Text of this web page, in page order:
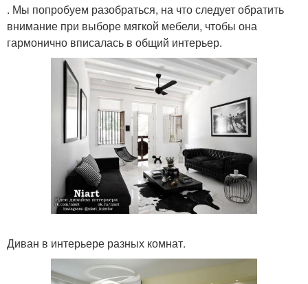
. Мы попробуем разобраться, на что следует обратить
внимание при выборе мягкой мебели, чтобы она
гармонично вписалась в общий интерьер.
Диван в интерьере разных комнат.